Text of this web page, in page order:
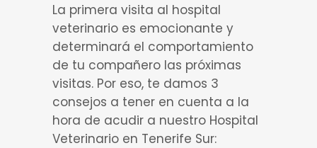
La primera visita al hospital
veterinario es emocionante y
determinará el comportamiento
de tu compañero las próximas
visitas. Por eso, te damos 3
consejos a tener en cuenta a la
hora de acudir a nuestro Hospital
Veterinario en Tenerife Sur: